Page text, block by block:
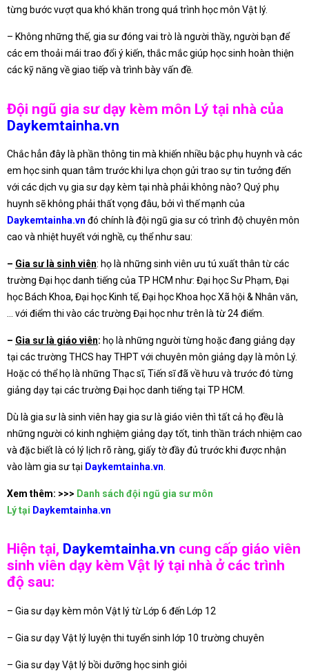
từng bước vượt qua khó khăn trong quá trình học môn Vật lý.
– Không những thế, gia sư đóng vai trò là người thầy, người bạn để
các em thoải mái trao đổi ý kiến, thắc mắc giúp học sinh hoàn thiện
các kỹ năng về giao tiếp và trình bày vấn đề.
Đội ngũ gia sư dạy kèm môn Lý tại nhà của
Daykemtainha.vn
Chắc hẳn đây là phần thông tin mà khiến nhiều bậc phụ huynh và các
em học sinh quan tâm trước khi lựa chọn gửi trao sự tin tưởng đến
với các dịch vụ gia sư dạy kèm tại nhà phải không nào? Quý phụ
huynh sẽ không phải thất vọng đâu, bởi vì thế mạnh của
Daykemtainha.vn đó chính là đội ngũ gia sư có trình độ chuyên môn
cao và nhiệt huyết với nghề, cụ thể như sau:
– Gia sư là sinh viên: họ là những sinh viên ưu tú xuất thân từ các
trường Đại học danh tiếng của TP HCM như: Đại học Sư Phạm, Đại
học Bách Khoa, Đại học Kinh tế, Đại học Khoa học Xã hội & Nhân văn,
… với điểm thi vào các trường Đại học như trên là từ 24 điểm.
– Gia sư là giáo viên: họ là những người từng hoặc đang giảng dạy
tại các trường THCS hay THPT với chuyên môn giảng dạy là môn Lý.
Hoặc có thể họ là những Thạc sĩ, Tiến sĩ đã về hưu và trước đó từng
giảng dạy tại các trường Đại học danh tiếng tại TP HCM.
Dù là gia sư là sinh viên hay gia sư là giáo viên thì tất cả họ đều là
những người có kinh nghiệm giảng dạy tốt, tinh thần trách nhiệm cao
và đặc biết là có lý lịch rõ ràng, giấy tờ đầy đủ trước khi được nhận
vào làm gia sư tại Daykemtainha.vn
Xem thêm: >>> Danh sách đội ngũ gia sư môn
Lýtại Daykemtainha.vn
Hiện tại, Daykemtainha.vn cung cấp giáo viên
sinh viên dạy kèm Vật lý tại nhà ở các trình
độ sau:
– Gia sư dạy kèm môn Vật lý từ Lớp 6 đến Lớp 12
– Gia sư dạy Vật lý luyện thi tuyển sinh lớp 10 trường chuyên
– Gia sư dạy Vật lý bồi dưỡng học sinh giỏi